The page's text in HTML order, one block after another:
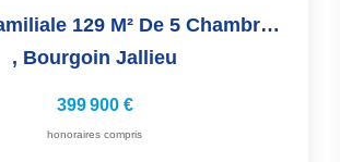
Maison Familiale 129 M² De 5 Chambres Avec Piscine Sur...
, Bourgoin Jallieu
399 900 €
honoraires compris